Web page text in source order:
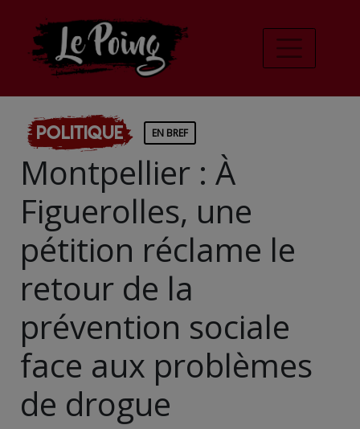
Politique EN BREF
Montpellier : À
Figuerolles, une
pétition réclame le
retour de la
prévention sociale
face aux problèmes
de drogue